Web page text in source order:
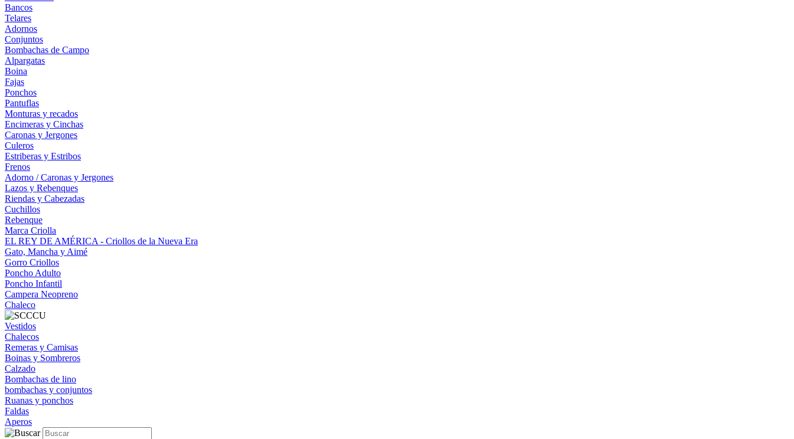
Bancos
Telares
Adornos
Conjuntos
Bombachas de Campo
Alpargatas
Boina
Fajas
Ponchos
Pantuflas
Monturas y recados
Encimeras y Cinchas
Caronas y Jergones
Culeros
Estriberas y Estribos
Frenos
Adorno / Caronas y Jergones
Lazos y Rebenques
Riendas y Cabezadas
Cuchillos
Rebenque
Marca Criolla
EL REY DE AMÉRICA - Criollos de la Nueva Era
Gato, Mancha y Aimé
Gorro Criollos
Poncho Adulto
Poncho Infantil
Campera Neopreno
Chaleco
Vestidos
Chalecos
Remeras y Camisas
Boinas y Sombreros
Calzado
Bombachas de lino
bombachas y conjuntos
Ruanas y ponchos
Faldas
Aperos